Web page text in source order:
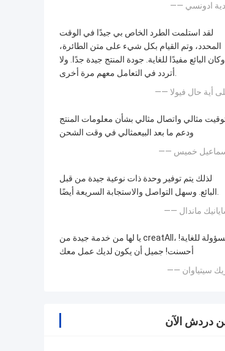
هدية ادونسي
لقد استلمت الطرد الخاص بي جيدًا في الوقت
المحدد، وتم القيام بكل شيء على متن الطائرة،
وكان البائع مفيدًا للغاية. جودة المنتج جيدة جدًا. ولا
أتردد في التعامل معهم مرة أخرى.
على أية حال فيولا
مثالي واتصال مثالي بشأن معلومات المنتج
ودعم ما بعد البيعمثالي في وقت الشحن
اسماعيل خميس
لذلك يتم توفير وحدة ذات نوعية جيدة من قبل
البائع. وسهل التواصل والاستجابة السريعة أيضًا.
سايانيك ماندال
يا لها من خدمة جيدة من creatAll، مسؤولة للغاية!
أحسنت! جميل أن يكون لديك عمل معك
إريك سيتياوان
دردش الآن